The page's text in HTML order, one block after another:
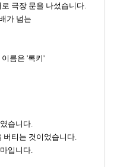
극장 문을 나섰습니다.
가 넘는
름은 '록키'
습니다.
버티는 것이었습니다.
입니다.